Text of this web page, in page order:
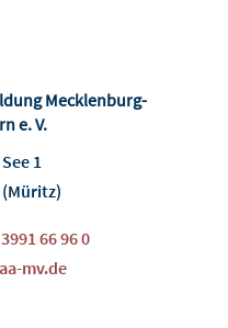
Mecklenburg-
e. V.
1
(Müritz)
66 96 0
mv.de